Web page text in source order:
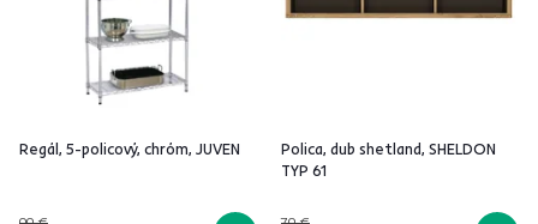
Regál, 5-policový, chróm, JUVEN
Polica, dub shetland, SHELDON
TYP 61